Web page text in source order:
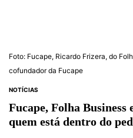
Foto: Fucape, Ricardo Frizera, do
cofundador da Fucape
NOTÍCIAS
Fucape, Folha Business
quem está dentro do